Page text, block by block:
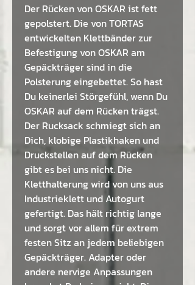
Der Rücken von OSKAR ist fett
gepolstert. Die von TORTAS
entwickelten Klettbänder zur
Befestigung von OSKAR am
Gepäckträger sind in die
Polsterung eingebettet. So hast
Du keinerlei Störgefühl, wenn Du
OSKAR auf dem Rücken trägst.
Der Rucksack schmiegt sich an
Dich, klobige Plastikhaken und
Druckstellen auf dem Rücken
gibt es bei uns nicht. Die
Kletthalterung wird von uns aus
Industrieklett und Autogurt
gefertigt. Das hält richtig lange
und sorgt vor allem für extrem
festen Sitz an jedem beliebigen
Gepäckträger. Adapter oder
andere nervige Anpassungen